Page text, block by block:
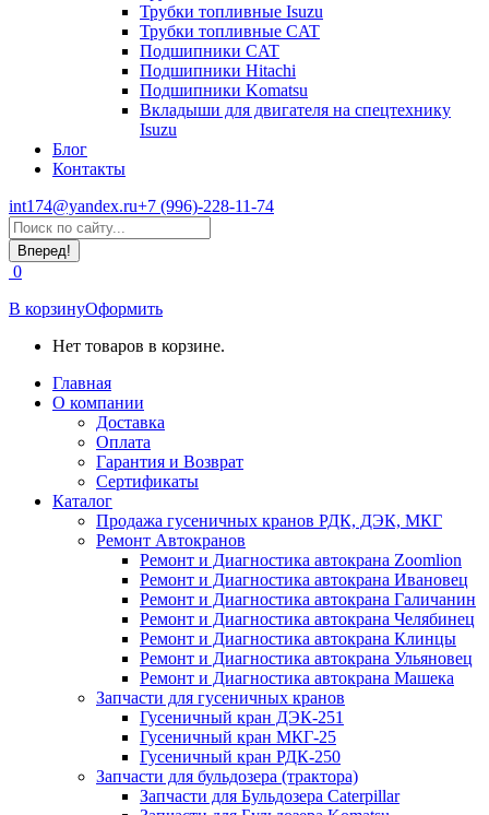
Трубки топливные Isuzu
Трубки топливные CAT
Подшипники CAT
Подшипники Hitachi
Подшипники Komatsu
Вкладыши для двигателя на спецтехнику
Isuzu
Блог
Контакты
int174@yandex.ru+7 (996)-228-11-74
Страница
WhatsApp
открывается
в
новом
окне
Поиск:
0
В корзинуОформить
Нет товаров в корзине.
Главная
О компании
Доставка
Оплата
Гарантия и Возврат
Сертификаты
Каталог
Продажа гусеничных кранов РДК, ДЭК, МКГ
Ремонт Автокранов
Ремонт и Диагностика автокрана Zoomlion
Ремонт и Диагностика автокрана Ивановец
Ремонт и Диагностика автокрана Галичанин
Ремонт и Диагностика автокрана Челябинец
Ремонт и Диагностика автокрана Клинцы
Ремонт и Диагностика автокрана Ульяновец
Ремонт и Диагностика автокрана Машека
Запчасти для гусеничных кранов
Гусеничный кран ДЭК-251
Гусеничный кран МКГ-25
Гусеничный кран РДК-250
Запчасти для бульдозера (трактора)
Запчасти для Бульдозера Caterpillar